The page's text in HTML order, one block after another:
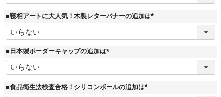
須
)
■寝相アートに大人気！木製レターバナーの追加は
(
須
■日本製ボーダーキャップの追加は
(
須
■食品衛生法検査合格！シリコンボールの追加は
(